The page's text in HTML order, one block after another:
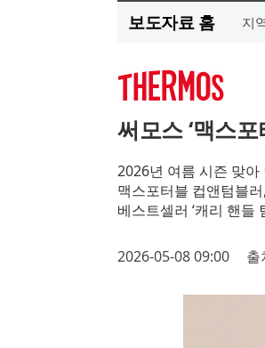
보도자료 홈 지
써모스 ‘맥스
2026년 여름 시즌 맞아
맥스포터블 컵앤텀블
베스트셀러 ‘캐리 핸들
2026-05-08 09:00 출